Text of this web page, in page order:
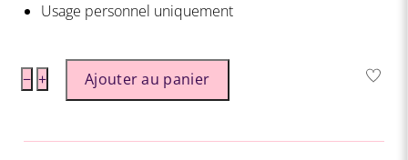
Usage personnel uniquement
− quantité
+ Ajouter au panier